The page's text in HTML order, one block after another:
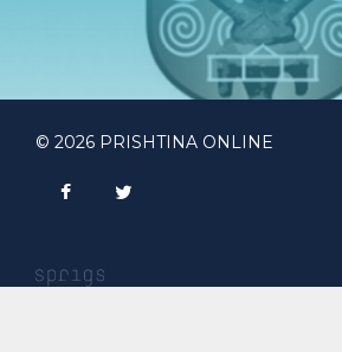
© 2026 PRISHTINA ONLINE